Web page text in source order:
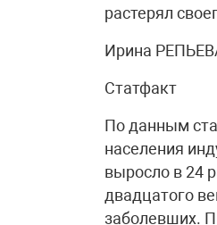
растерял
Ирина
Статфакт
По данным
населения
выросло в 24
двадцатого
заболевших.